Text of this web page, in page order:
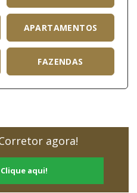
APARTAMENTOS
FAZENDAS
agora!
Clique aqui!